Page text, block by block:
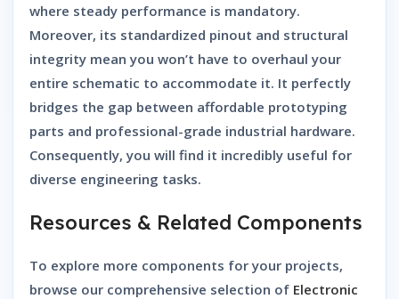
where steady performance is mandatory.
Moreover, its standardized pinout and structural
integrity mean you won’t have to overhaul your
entire schematic to accommodate it. It perfectly
bridges the gap between affordable prototyping
parts and professional-grade industrial hardware.
Consequently, you will find it incredibly useful for
diverse engineering tasks.
Resources & Related Components
To explore more components for your projects,
browse our comprehensive selection of Electronic